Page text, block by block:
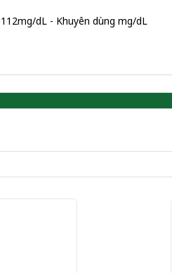
dL - Khuyên dùng mg/dL